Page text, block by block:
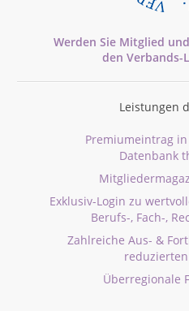
Werden Sie Mitglied
den Verbands-
Leistungen
Premiumeintrag
Datenbank
Exklusiv-Login zu
Berufs-, Fach-,
Zahlreiche Aus- &
Überregionale